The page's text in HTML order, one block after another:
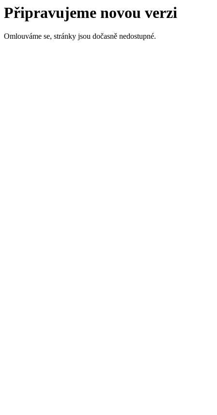
Připravujeme novou verzi
Omlouváme se, stránky jsou dočasně nedostupné.